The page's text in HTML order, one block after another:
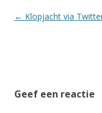
Berichtnavigatie
← Klopjacht via
Geef een reactie